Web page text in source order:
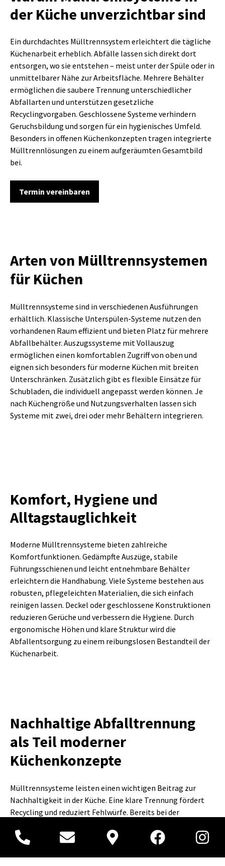
der Küche unverzichtbar sind
Ein durchdachtes Mülltrennsystem erleichtert die tägliche
Küchenarbeit erheblich. Abfälle lassen sich direkt dort
entsorgen, wo sie entstehen – meist unter der Spüle oder in
unmittelbarer Nähe zur Arbeitsfläche. Mehrere Behälter
ermöglichen die saubere Trennung unterschiedlicher
Abfallarten und unterstützen gesetzliche
Recyclingvorgaben. Geschlossene Systeme verhindern
Geruchsbildung und sorgen für ein hygienisches Umfeld.
Besonders in offenen Küchenkonzepten tragen integrierte
Mülltrennlösungen zu einem aufgeräumten Gesamtbild
bei.
Termin vereinbaren
Arten von Mülltrennsystemen
für Küchen
Mülltrennsysteme sind in verschiedenen Ausführungen
erhältlich. Klassische Unterspülen-Systeme nutzen den
vorhandenen Raum effizient und bieten Platz für mehrere
Abfallbehälter. Auszugssysteme mit Vollauszug
ermöglichen einen komfortablen Zugriff von oben und
eignen sich besonders für moderne Küchen mit breiten
Unterschränken. Zusätzlich gibt es flexible Einsätze für
Schubladen, die individuell angepasst werden können. Je
nach Küchengröße und Nutzungsverhalten lassen sich
Systeme mit zwei, drei oder mehr Behältern integrieren.
Komfort, Hygiene und
Alltagstauglichkeit
Moderne Mülltrennsysteme bieten zahlreiche
Komfortfunktionen. Gedämpfte Auszüge, stabile
Führungsschienen und leicht entnehmbare Behälter
erleichtern die Handhabung. Viele Systeme bestehen aus
robusten, pflegeleichten Materialien, die sich einfach
reinigen lassen. Deckel oder geschlossene Konstruktionen
reduzieren Gerüche und verbessern die Hygiene. Durch
ergonomische Höhen und klare Struktur wird die
Abfallentsorgung zu einem reibungslosen Bestandteil der
Küchenarbeit.
Nachhaltige Abfalltrennung
als Teil moderner
Küchenkonzepte
Mülltrennsysteme leisten einen wichtigen Beitrag zur
Nachhaltigkeit in der Küche. Eine klare Trennung fördert
Recycling und reduziert Fehlwürfe. Bereits bei der
berücksichtigt werden, um optimale Arbeitsabläufe zu
schaffen. Hersteller bieten zunehmend modulare
Lösungen, die sich an individuelle Bedürfnisse anpassen